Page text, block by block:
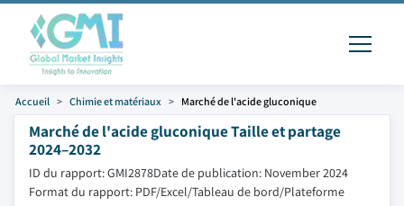
Accueil Chimie et matériaux Marché de l'acide gluconique
Marché de l'acide gluconique Taille et partage
2024–2032
ID du rapport: GMI2878Date de publication: November 2024
Format du rapport: PDF/Excel/Tableau de bord/Plateforme